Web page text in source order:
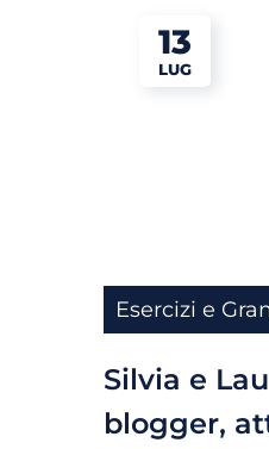
13
LUG
Esercizi e
Silvia e
blogger,